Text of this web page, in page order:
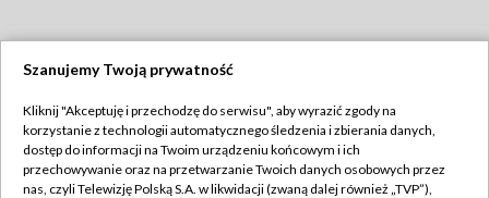
TVP
Abonament TVP
Regulamin TVP
Szanujemy Twoją prywatność
Kliknij "Akceptuję i przechodzę do serwisu", aby wyrazić zgody na
korzystanie z technologii automatycznego śledzenia i zbierania danych,
dostęp do informacji na Twoim urządzeniu końcowym i ich
przechowywanie oraz na przetwarzanie Twoich danych osobowych przez
nas, czyli Telewizję Polską S.A. w likwidacji (zwaną dalej również „TVP”),